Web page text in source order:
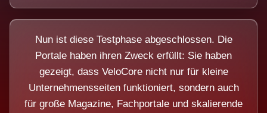
Nun ist diese Testphase abgeschlossen. Die
Portale haben ihren Zweck erfüllt: Sie haben
gezeigt, dass VeloCore nicht nur für kleine
Unternehmensseiten funktioniert, sondern auch
für große Magazine, Fachportale und skalierende